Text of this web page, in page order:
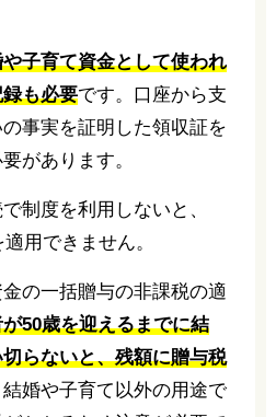
子育て資金として使われ
も必要です。口座から支
事実を証明した領収証を
があります。
制度を利用しないと、
用できません。
の一括贈与の非課税の適
50歳を迎えるまでに結
らないと、残額に贈与税
婚や子育て以外の用途で